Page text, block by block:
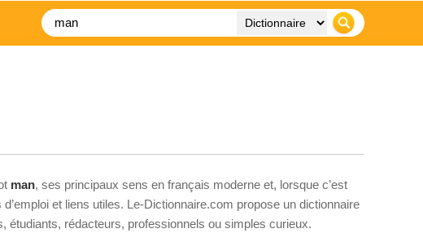
man, ses principaux sens en français moderne et, lorsque c’est
et liens utiles. Le-Dictionnaire.com propose un dictionnaire
étudiants, rédacteurs, professionnels ou simples curieux.